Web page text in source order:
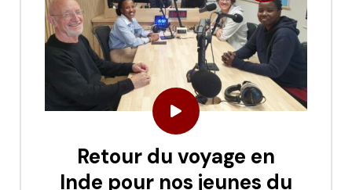
Retour du voyage en
Inde pour nos jeunes du